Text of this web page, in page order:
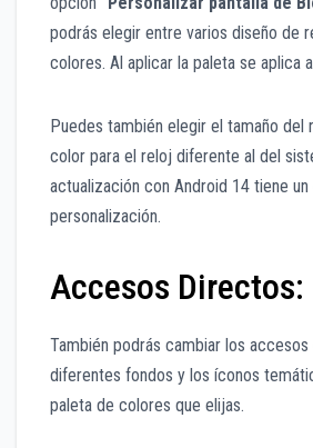
podrás elegir entre varios diseño de
colores. Al aplicar la paleta se aplica
Puedes también elegir el tamaño del
color para el reloj diferente al del
actualización con Android 14 tiene
personalización.
Accesos Directos:
También podrás cambiar los
diferentes fondos y los íconos
paleta de colores que elijas.